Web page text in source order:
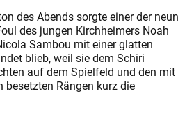
des Abends sorgte einer der neun
des jungen Kirchheimers Noah
Sambou mit einer glatten
blieb, weil sie dem Schiri
auf dem Spielfeld und den mit
besetzten Rängen kurz die